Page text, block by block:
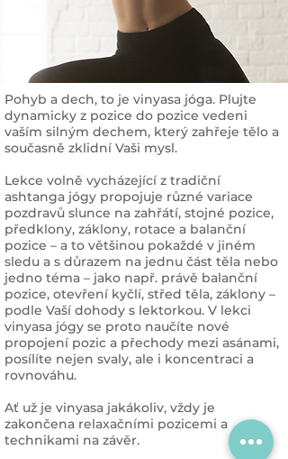
Pohyb a dech, to je vinyasa jóga. Plujte
dynamicky z pozice do pozice vedeni
vaším silným dechem, který zahřeje tělo a
současně zklidní Vaši mysl.
Lekce volně vycházející z tradiční
ashtanga jógy propojuje různé variace
pozdravů slunce na zahřátí, stojné pozice,
předklony, záklony, rotace a balanční
pozice – a to většinou pokaždé v jiném
sledu a s důrazem na jednu část těla nebo
jedno téma – jako např. právě balanční
pozice, otevření kyčlí, střed těla, záklony –
podle Vaší dohody s lektorkou. V lekci
vinyasa jógy se proto naučíte nové
propojení pozic a přechody mezi asánami,
posílíte nejen svaly, ale i koncentraci a
rovnováhu.
Ať už je vinyasa jakákoliv, vždy je
zakončena relaxačními pozicemi a
technikami na závěr.